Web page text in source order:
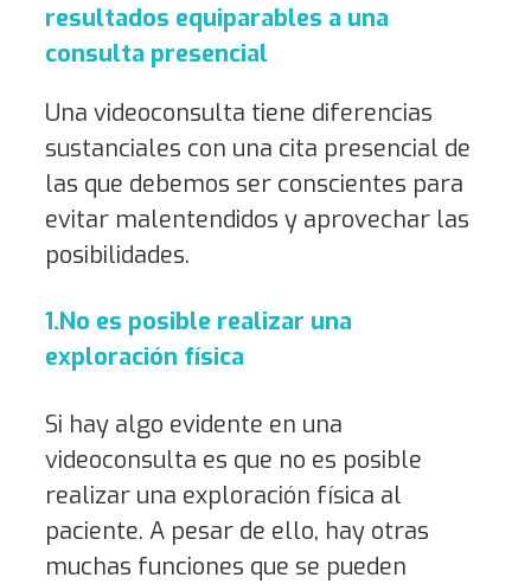
resultados equiparables a una
consulta presencial
Una videoconsulta tiene diferencias
sustanciales con una cita presencial de
las que debemos ser conscientes para
evitar malentendidos y aprovechar las
posibilidades.
1.No es posible realizar una
exploración física
Si hay algo evidente en una
videoconsulta es que no es posible
realizar una exploración física al
paciente. A pesar de ello, hay otras
muchas funciones que se pueden